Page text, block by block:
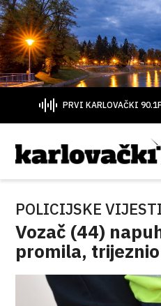
PRVI KARLOVAČKI
POLICIJSKE
Vozač (44)
promila,